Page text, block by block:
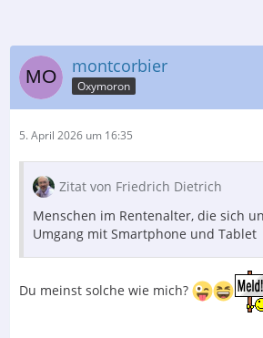
montcorbier
Oxymoron
5. April 2026 um 16:35
Zitat von Friedrich Dietrich
Menschen im Rentenalter, die sich
Umgang mit Smartphone und Tablet
Du meinst solche wie mich?